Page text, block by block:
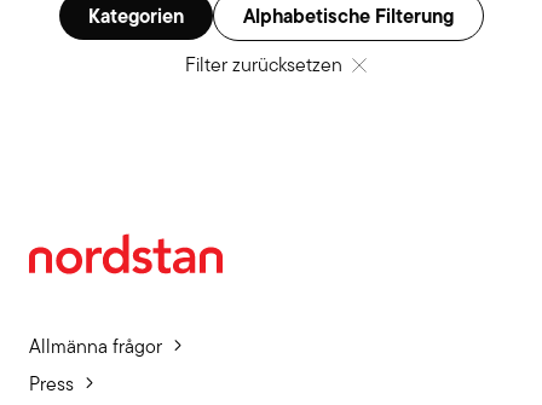
Kategorien Alphabetische Filterung
Filter zurücksetzen
Allmänna frågor
Press